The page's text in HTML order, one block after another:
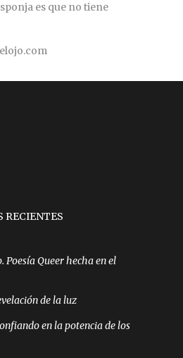
es que no tiene
RECIENTES
Queer hecha en el
de la luz
en la potencia de los